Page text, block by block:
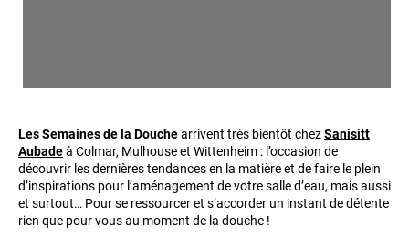
Les Semaines de la Douchearrivent très bientôt chezSanisitt
Aubadeà Colmar, Mulhouse et Wittenheim : l’occasion de
découvrir les dernières tendances en la matière et de faire le plein
d’inspirations pour l’aménagement de votre salle d’eau, mais aussi
et surtout… Pour se ressourcer et s’accorder un instant de détente
rien que pour vous au moment de la douche !